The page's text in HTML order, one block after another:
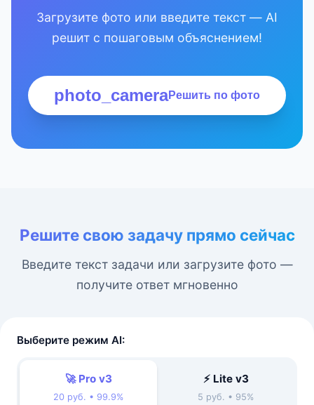
Загрузите фото или введите текст — AI
решит с пошаговым объяснением!
photo_cameraРешить по фото
Решите свою задачу прямо сейчас
Введите текст задачи или загрузите фото —
получите ответ мгновенно
Выберите режим AI:
🚀 Pro v3
20 руб. • 99.9%
⚡ Lite v3
5 руб. • 95%